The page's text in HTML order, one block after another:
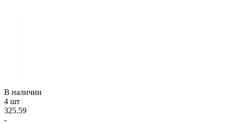
В наличии
4 шт
325.59
-